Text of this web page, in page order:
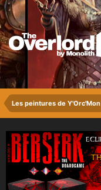
Les peintures de Y'Orc'Mon